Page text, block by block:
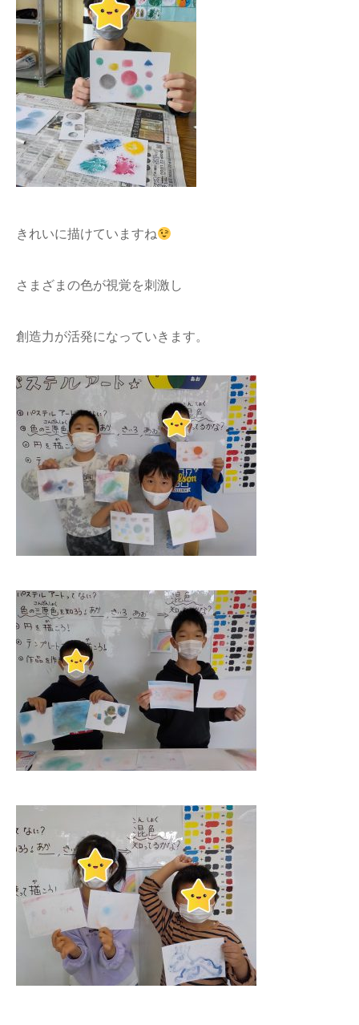
きれいに描けていますね
さまざまの色が視覚を刺激し
創造力が活発になっていきます。